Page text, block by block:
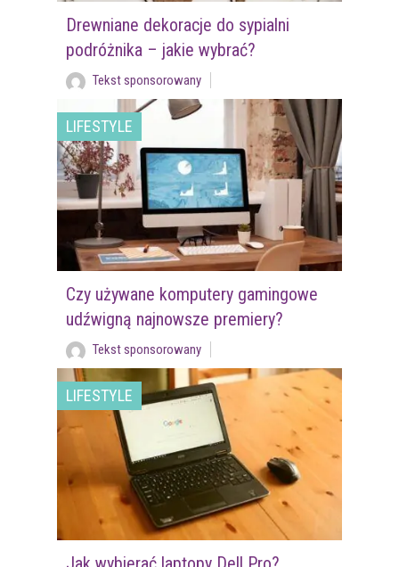
Drewniane dekoracje do sypialni
podróżnika – jakie wybrać?
Tekst sponsorowany
LIFESTYLE
Czy używane komputery gamingowe
udźwigną najnowsze premiery?
Tekst sponsorowany
LIFESTYLE